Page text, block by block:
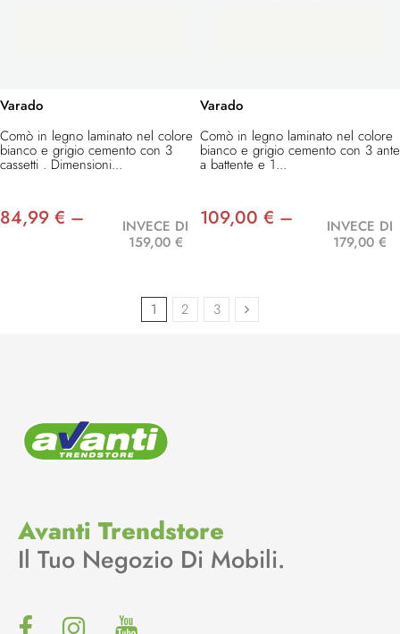
Varado
Comò in legno laminato nel colore
bianco e grigio cemento con 3
cassetti . Dimensioni...
84,99 € –
INVECE DI
159,00 €
Varado
Comò in legno laminato nel colore
bianco e grigio cemento con 3 ante
a battente e 1...
109,00 € –
INVECE DI
179,00 €
1 2 3
Avanti Trendstore
Il Tuo Negozio Di Mobili.